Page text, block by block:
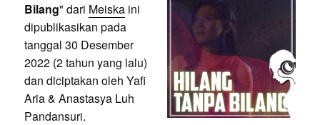
Bilang" dari Meiskaini
dipublikasikan pada
tanggal 30 Desember
2022 (2 tahun yang lalu)
dan diciptakan oleh Yafi
Aria & Anastasya Luh
Pandansuri.